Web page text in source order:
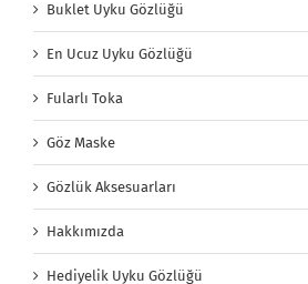
Buklet Uyku Gözlüğü
En Ucuz Uyku Gözlüğü
Fularlı Toka
Göz Maske
Gözlük Aksesuarları
Hakkımızda
Hediyelik Uyku Gözlüğü